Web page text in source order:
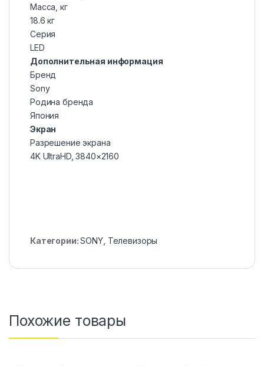
Масса, кг
18.6 кг
Серия
LED
Дополнительная информация
Бренд
Sony
Родина бренда
Япония
Экран
Разрешение экрана
4K UltraHD, 3840×2160
Категории:SONY, Телевизоры
Похожие товары